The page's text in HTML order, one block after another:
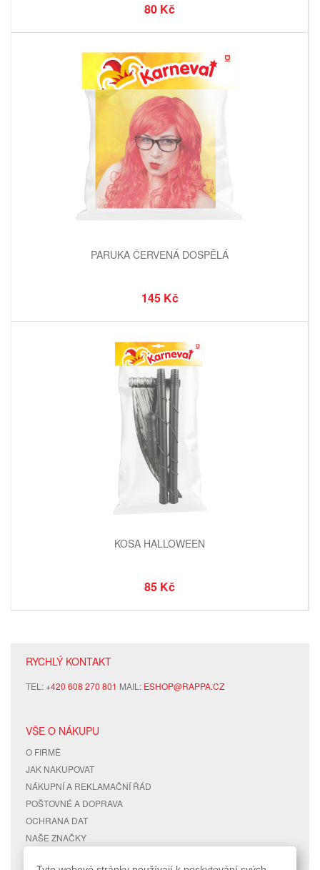
80 Kč
PARUKA ČERVENÁ DOSPĚLÁ
145 Kč
KOSA HALLOWEEN
85 Kč
RYCHLÝ KONTAKT
TEL:+420 608 270 801 MAIL: ESHOP@RAPPA.CZ
VŠE O NÁKUPU
O FIRMĚ
JAK NAKUPOVAT
NÁKUPNÍ A REKLAMAČNÍ ŘÁD
POŠTOVNÉ A DOPRAVA
OCHRANA DAT
NAŠE ZNAČKY